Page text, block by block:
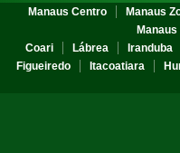
Manaus Centro Manaus
Coari
Lábrea Iranduba
Figueiredo
Itacoatiara